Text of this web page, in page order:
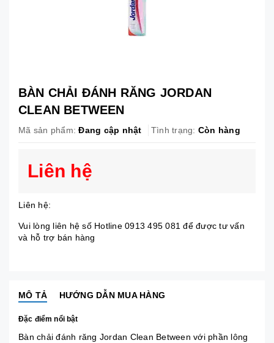
BÀN CHẢI ĐÁNH RĂNG JORDAN
CLEAN BETWEEN
Mã sản phẩm: Đang cập nhật Tình trạng: Còn hàng
Liên hệ
Liên hệ:
Vui lòng liên hệ số Hotline 0913 495 081 để được tư vấn
và hỗ trợ bán hàng
MÔ TẢ HƯỚNG DẪN MUA HÀNG
Đặc điểm nổi bật
Bàn chải đánh răng Jordan Clean Between với phần lông